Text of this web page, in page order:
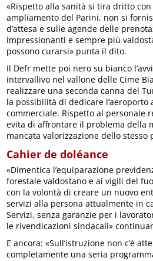
«Rispetto alla sanità si tira dritto
ampliamento del Parini, non si
d’attesa e sulle agende delle
impressionanti e sempre più
possono curarsi» punta il dito.
Il Defr mette poi nero su bianco
intervallivo nel vallone delle Cime
realizzare una seconda canna del
la possibilità di dedicare l’aeroporto
commerciale. Rispetto al personale
evita di affrontare il problema della
mancata valorizzazione dello stesso
Cahier de doléance
«Dimentica l’equiparazione
forestale valdostano e ai vigili del
con la volontà di creare un nuovo
servizi alla persona attualmente in
Servizi, senza garanzie per i
le rivendicazioni sindacali»
E ancora: «Sull’istruzione non c’è
completamente una seria